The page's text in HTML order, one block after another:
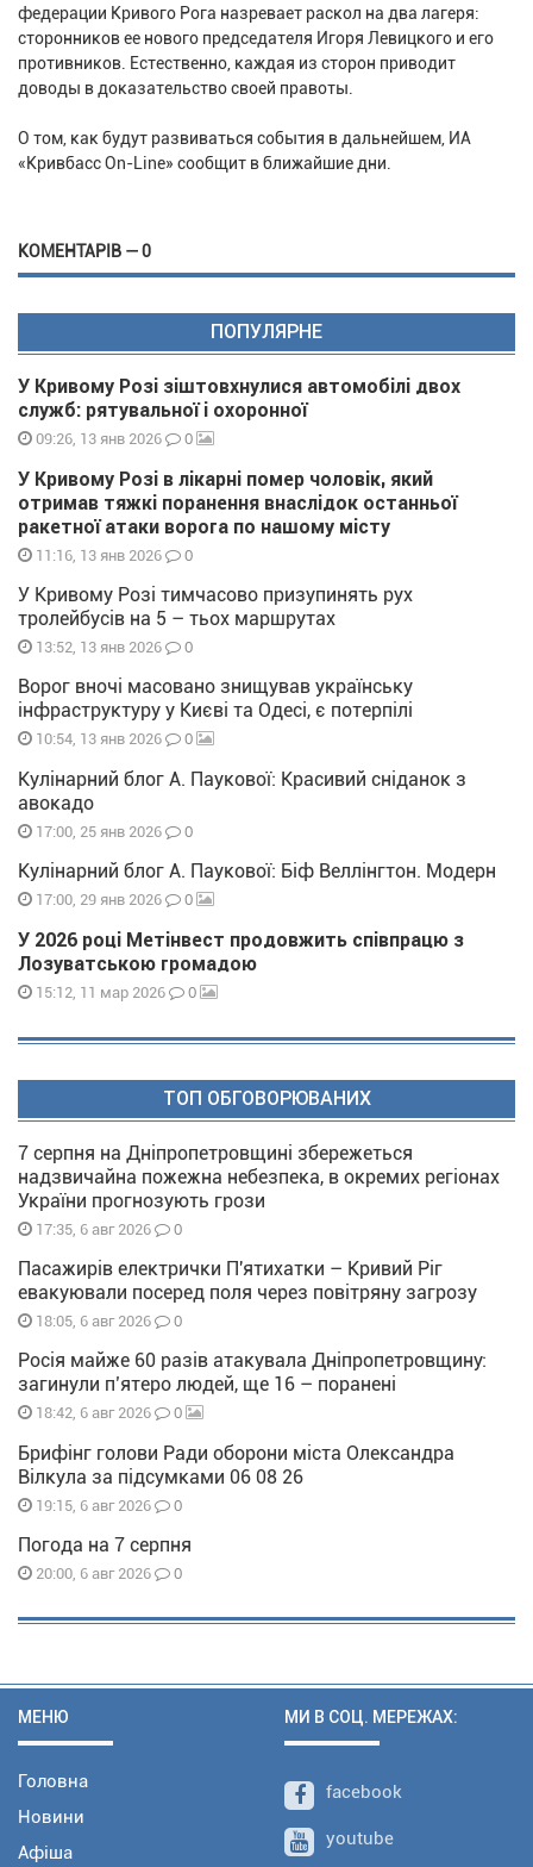
федерации Кривого Рога назревает раскол на два лагеря:
сторонников ее нового председателя Игоря Левицкого и его
противников. Естественно, каждая из сторон приводит
доводы в доказательство своей правоты.
О том, как будут развиваться события в дальнейшем, ИА
«Кривбасс On-Line» сообщит в ближайшие дни.
КОМЕНТАРІВ — 0
ПОПУЛЯРНЕ
У Кривому Розі зіштовхнулися автомобілі двох
служб: рятувальної і охоронної
09:26, 13 янв 2026 0
У Кривому Розі в лікарні помер чоловік, який
отримав тяжкі поранення внаслідок останньої
ракетної атаки ворога по нашому місту
11:16, 13 янв 2026 0
У Кривому Розі тимчасово призупинять рух
тролейбусів на 5 – тьох маршрутах
13:52, 13 янв 2026 0
Ворог вночі масовано знищував українську
інфраструктуру у Києві та Одесі, є потерпілі
10:54, 13 янв 2026 0
Кулінарний блог А. Паукової: Красивий сніданок з
авокадо
17:00, 25 янв 2026 0
Кулінарний блог А. Паукової: Біф Веллінгтон. Модерн
17:00, 29 янв 2026 0
У 2026 році Метінвест продовжить співпрацю з
Лозуватською громадою
15:12, 11 мар 2026 0
ТОП ОБГОВОРЮВАНИХ
7 серпня на Дніпропетровщині збережеться
надзвичайна пожежна небезпека, в окремих регіонах
України прогнозують грози
17:35, 6 авг 2026 0
Пасажирів електрички П'ятихатки – Кривий Ріг
евакуювали посеред поля через повітряну загрозу
18:05, 6 авг 2026 0
Росія майже 60 разів атакувала Дніпропетровщину:
загинули п’ятеро людей, ще 16 – поранені
18:42, 6 авг 2026 0
Брифінг голови Ради оборони міста Олександра
Вілкула за підсумками 06 08 26
19:15, 6 авг 2026 0
Погода на 7 серпня
20:00, 6 авг 2026 0
МЕНЮ
Головна
Новини
Афіша
МИ В СОЦ. МЕРЕЖАХ:
facebook
youtube